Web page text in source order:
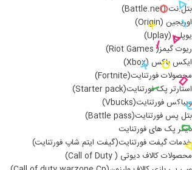
بتل.نت (Battle.net)
اوریجین (Origin)
یوپلی (Uplay)
ریوت گیمز( Riot Games)
ایکس باکس (Xbox)
محصولات فورتنایت(Fortnite)
استارتر پک فورتنایت(Starter pack)
ویباکس فورتنایت(Vbucks)
بتل پس فورتنایت(Battle pass)
دیگر پک های فورتنایت
خدمات گیفت فورتنایت(گیفت ایتم شاپ فورتنایت)
محصولات کالاف دیوتی ( Call of Duty)